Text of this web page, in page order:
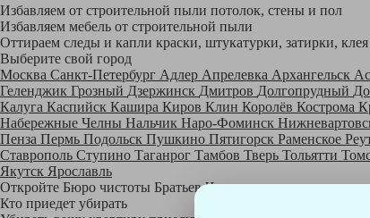
Избавляем от строительной пыли потолок, стены и пол
Избавляем мебель от строительной пыли
Оттираем следы и капли краски, штукатурки, затирки,
Выберите свой город
Москва Санкт-Петербург Адлер Апрелевка Архангельск
Геленджик Грозный Дзержинск Дмитров Долгопрудный
Калуга Каспийск Кашира Киров Клин Королёв Кострома
Набережные Челны Нальчик Наро-Фоминск
Пенза Пермь Подольск Пушкино Пятигорск Раменское
Ставрополь Ступино Таганрог Тамбов Тверь Тольятти
Якутск Ярославль
Откройте Бюро чистоты Братьев Чистовых в своем городе
Кто приедет убирать